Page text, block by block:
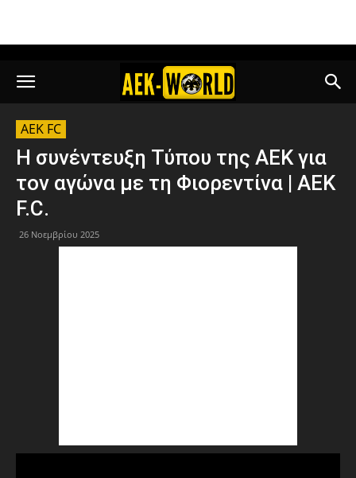
AEK FC
Η συνέντευξη Τύπου της ΑΕΚ για
τον αγώνα με τη Φιορεντίνα | AEK
F.C.
26 Νοεμβρίου 2025